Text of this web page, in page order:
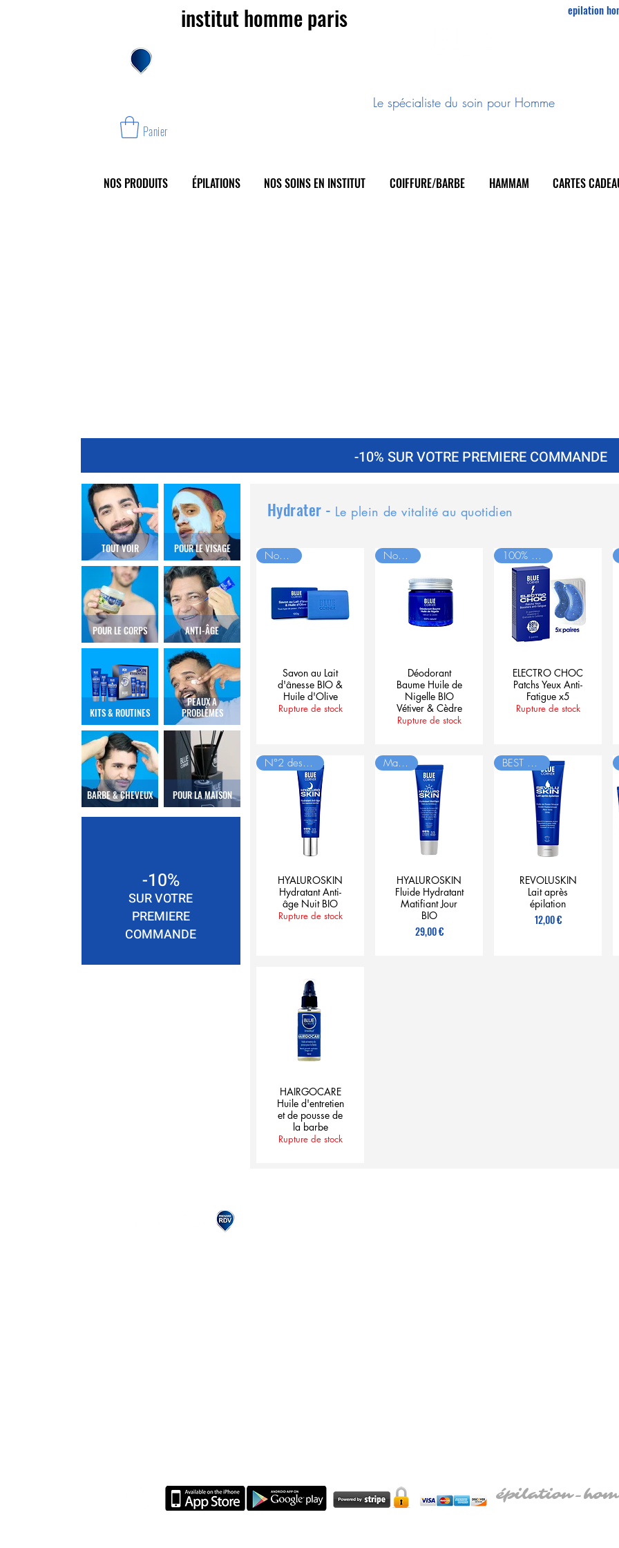
epilation
institut homme paris
Le spécialiste du soin pour Homme
Panier
NOS PRODUITS ÉPILATIONS NOS SOINS EN INSTITUT COIFFURE/BARBE HAMMAM CARTES
-10% SUR VOTRE PREMIERE COMMANDE
TOUT VOIR POUR LE VISAGE
POUR LE CORPS ANTI-ÂGE
KITS & ROUTINES
PEAUX À
PROBLÈMES
BARBE & CHEVEUX POUR LA MAISON
-10%
SUR VOTRE
PREMIERE
COMMANDE
Nouveau
Savon au Lait
d'ânesse BIO &
Huile d'Olive
Rupture de stock
Nouveau
Déodorant
Baume Huile de
Nigelle BIO
Vétiver & Cèdre
Rupture de stock
100% naturel
ELECTRO CHOC
Patchs Yeux Anti-
Fatigue x5
Rupture de stock
N°2 des ventes
HYALUROSKIN
Hydratant Anti-
âge Nuit BIO
Rupture de stock
Matifiant
HYALUROSKIN
Fluide Hydratant
Matifiant Jour
BIO
Prix
29,00 €
BEST SELLER
REVOLUSKIN
Lait après
épilation
Prix
12,00 €
HAIRGOCARE
Huile d'entretien
et de pousse de
la barbe
Rupture de stock
Hydrater - Le plein de vitalité au quotidien
épilation-
Notre Blog ; tout savoir sur